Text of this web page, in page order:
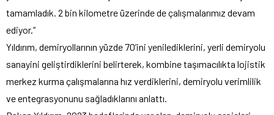
tamamladık. 2 bin kilometre üzerinde de çalışmalarımız devam
ediyor.”
Yıldırım, demiryollarının yüzde 70’ini yenilediklerini, yerli demiryolu
sanayini geliştirdiklerini belirterek, kombine taşımacılıkta lojistik
merkez kurma çalışmalarına hız verdiklerini, demiryolu verimlilik
ve entegrasyonunu sağladıklarını anlattı.